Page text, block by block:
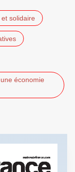
solidaire
économie